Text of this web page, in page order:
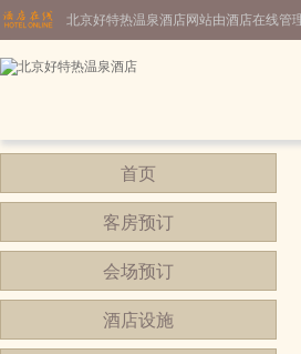
北京好特热温泉酒店网站由酒店在线管
首页
客房预订
会场预订
酒店设施